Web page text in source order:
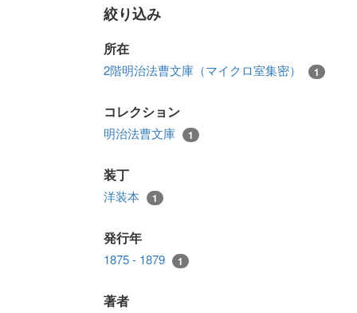
絞り込み
所在
2階明治法曹文庫（マイクロ室集密） 1
コレクション
明治法曹文庫 1
装丁
洋装本 1
発行年
1875 - 1879 1
著者